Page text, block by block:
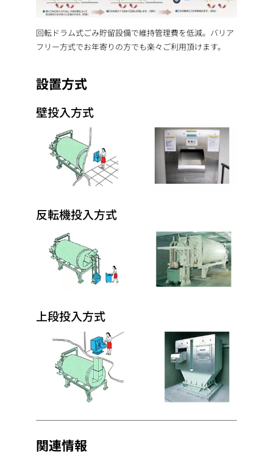
回転ドラム式ごみ貯留設備で維持管理費を低減。バリア
フリー方式でお年寄りの方でも楽々ご利用頂けます。
設置方式
壁投入方式
反転機投入方式
上段投入方式
関連情報